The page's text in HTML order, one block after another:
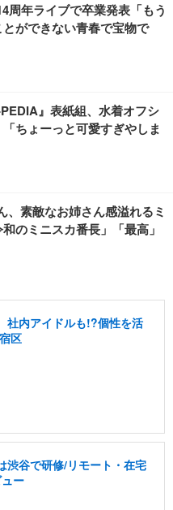
周年ライブで卒業発表「もう
ができない青春で宝物で
』表紙組、水着オフシ
ちょーっと可愛すぎやしま
、素敵なお姉さん感溢れるミ
のミニスカ番長」「最高」
社内アイドルも!?個性を活
区
渋谷で研修/リモート・在宅
ー